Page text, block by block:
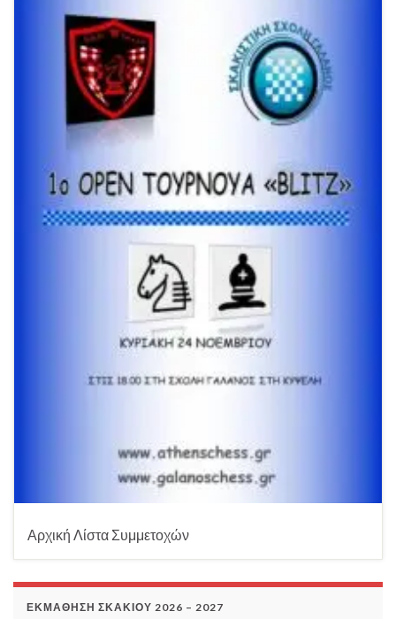
Αρχική Λίστα Συμμετοχών
ΕΚΜΆΘΗΣΗ ΣΚΑΚΙΟΎ 2026 – 2027